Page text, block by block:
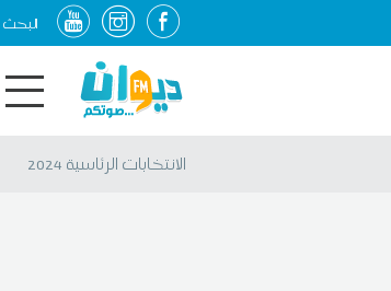
الانتخابات الرئاسية 2024